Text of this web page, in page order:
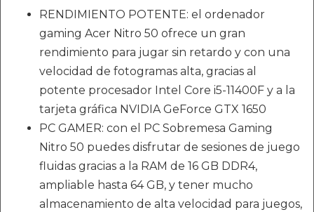
RENDIMIENTO POTENTE: el ordenador
gaming Acer Nitro 50 ofrece un gran
rendimiento para jugar sin retardo y con una
velocidad de fotogramas alta, gracias al
potente procesador Intel Core i5-11400F y a la
tarjeta gráfica NVIDIA GeForce GTX 1650
PC GAMER: con el PC Sobremesa Gaming
Nitro 50 puedes disfrutar de sesiones de juego
fluidas gracias a la RAM de 16 GB DDR4,
ampliable hasta 64 GB, y tener mucho
almacenamiento de alta velocidad para juegos,